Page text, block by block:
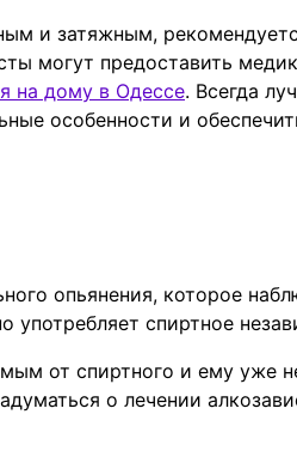
и затяжным,
могут предоставить
на дому в Одессе. Всегда
особенности и
опьянения, которое
употребляет спиртное
от спиртного и ему уже
о лечении